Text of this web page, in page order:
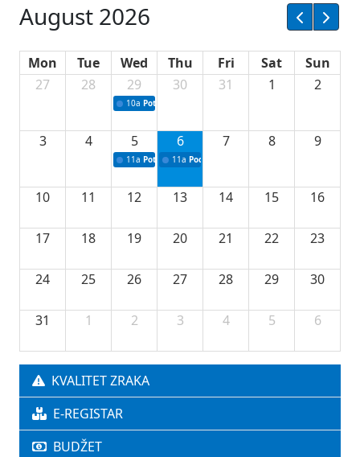
August 2026
Mon Tue Wed Thu Fri Sat
Sun
27
28 29
10a Potpisivanje ugovora sa neprofitnim
30 31 1 2
3 4 5
11a Potpisivanje ugovora o stipendijama za
6
11a Podrška razvoju vodne infrastrukture u
7 8 9
10 11 12 13 14 15 16
17 18 19 20 21 22 23
24 25 26 27 28 29 30
31 1 2 3 4 5 6
KVALITET ZRAKA
E-REGISTAR
BUDŽET